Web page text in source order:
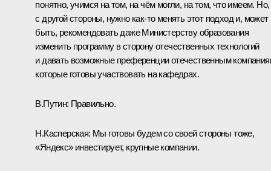
понятно, учимся на том, на чём могли, на том, что имеем. Но,
с другой стороны, нужно как‑то менять этот подход и, может
быть, рекомендовать даже Министерству образования
изменить программу в сторону отечественных технологий
и давать возможные преференции отечественным
которые готовы участвовать на кафедрах.
В.Путин: Правильно.
Н.Касперская: Мы готовы будем со своей стороны тоже,
«Яндекс» инвестирует, крупные компании.